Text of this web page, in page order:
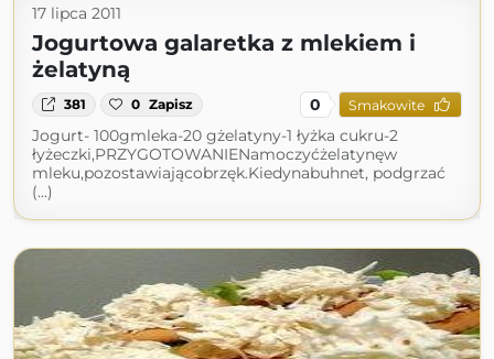
17 lipca 2011
Jogurtowa galaretka z mlekiem i
żelatyną
381 0 Zapisz 0 Smakowite
Jogurt- 100gmleka-20 gżelatyny-1 łyżka cukru-2
łyżeczki,PRZYGOTOWANIENamoczyćżelatynęw
mleku,pozostawiającobrzęk.Kiedynabuhnet, podgrzać
(...)